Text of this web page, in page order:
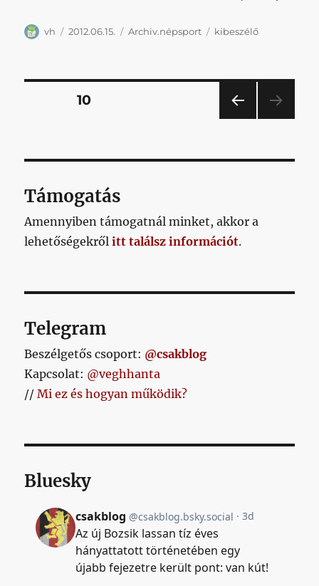
Szerző
vh Közzétéve
2012.06.15. Kategória
Archiv.népsport Címke
kibeszélő
Bejegyzések
AL
OLDAL10
Támogatás
Amennyiben támogatnál minket, akkor a
lehetőségekrőlitt találsz információt.
Telegram
Beszélgetős csoport: @csakblog
Kapcsolat: @veghhanta
//Mi ez és hogyan működik?
Bluesky